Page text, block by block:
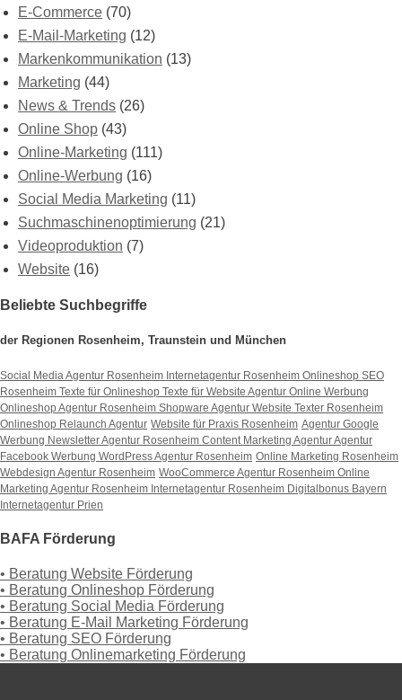
E-Commerce (70)
E-Mail-Marketing (12)
Markenkommunikation (13)
Marketing (44)
News & Trends (26)
Online Shop (43)
Online-Marketing (111)
Online-Werbung (16)
Social Media Marketing (11)
Suchmaschinenoptimierung (21)
Videoproduktion (7)
Website (16)
Beliebte Suchbegriffe
der Regionen Rosenheim, Traunstein und München
Social Media Agentur Rosenheim Internetagentur Rosenheim Onlineshop SEO
Rosenheim Texte für Onlineshop Texte für Website Agentur Online Werbung
Onlineshop Agentur Rosenheim Shopware Agentur Website Texter Rosenheim
Onlineshop Relaunch Agentur Website für Praxis Rosenheim Agentur Google
Werbung Newsletter Agentur Rosenheim Content Marketing AgenturAgentur
Facebook Werbung WordPress Agentur Rosenheim Online Marketing Rosenheim
Webdesign Agentur Rosenheim WooCommerce Agentur Rosenheim Online
Marketing Agentur Rosenheim Internetagentur Rosenheim Digitalbonus Bayern
Internetagentur Prien
BAFA Förderung
• Beratung Website Förderung
• Beratung Onlineshop Förderung
• Beratung Social Media Förderung
• Beratung E-Mail Marketing Förderung
• Beratung SEO Förderung
• Beratung Onlinemarketing Förderung